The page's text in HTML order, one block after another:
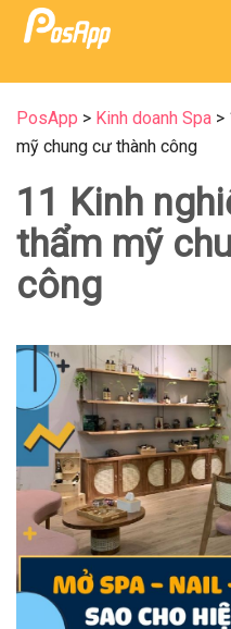
PosApp > Kinh doanh Spa >
mỹ chung cư thành công
11 Kinh
thẩm mỹ
công